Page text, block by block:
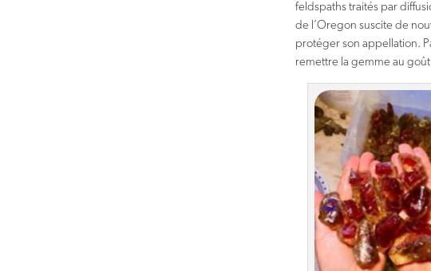
feldspaths traités par
de l’Oregon suscite de
protéger son appellation.
remettre la gemme au